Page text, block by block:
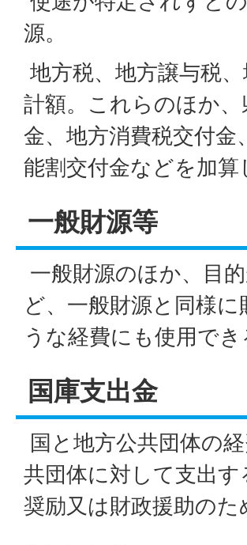
源。
地方税、地方譲与税
計額。これらのほか
金、地方消費税交付
能割交付金などを加
一般財源等
一般財源のほか、目
ど、一般財源と同様
うな経費にも使用で
国庫支出金
国と地方公共団体の
共団体に対して支出
奨励又は財政援助の